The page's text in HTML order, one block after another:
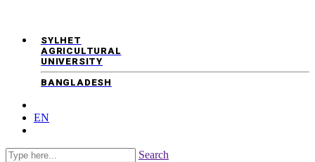
SYLHET
AGRICULTURAL
UNIVERSITY
BANGLADESH
EN
Search